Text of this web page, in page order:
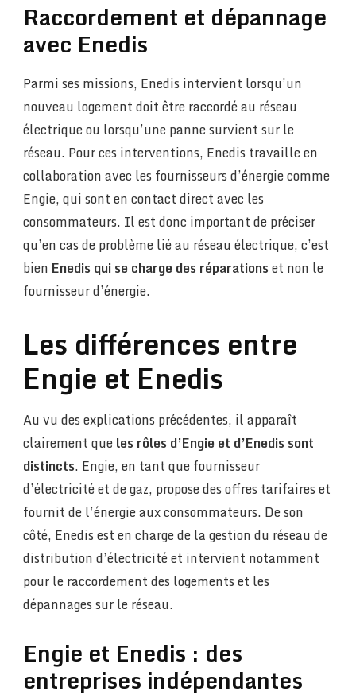
Raccordement et dépannage
avec Enedis
Parmi ses missions, Enedis intervient lorsqu’un
nouveau logement doit être raccordé au réseau
électrique ou lorsqu’une panne survient sur le
réseau. Pour ces interventions, Enedis travaille en
collaboration avec les fournisseurs d’énergie comme
Engie, qui sont en contact direct avec les
consommateurs. Il est donc important de préciser
qu’en cas de problème lié au réseau électrique, c’est
bien Enedis qui se charge des réparationset non le
fournisseur d’énergie.
Les différences entre
Engie et Enedis
Au vu des explications précédentes, il apparaît
clairement queles rôles d’Engie et d’Enedis sont
distincts. Engie, en tant que fournisseur
d’électricité et de gaz, propose des offres tarifaires et
fournit de l’énergie aux consommateurs. De son
côté, Enedis est en charge de la gestion du réseau de
distribution d’électricité et intervient notamment
pour le raccordement des logements et les
dépannages sur le réseau.
Engie et Enedis : des
entreprises indépendantes